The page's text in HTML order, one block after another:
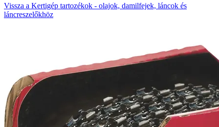
Vissza a Kertigép tartozékok - olajok, damilfejek, láncok és
láncreszelőkhöz